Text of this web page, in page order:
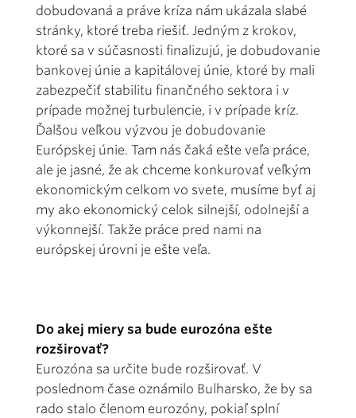
dobudovaná a práve kríza nám ukázala slabé
stránky, ktoré treba riešiť. Jedným z krokov,
ktoré sa v súčasnosti finalizujú, je dobudovanie
bankovej únie a kapitálovej únie, ktoré by mali
zabezpečiť stabilitu finančného sektora i v
prípade možnej turbulencie, i v prípade kríz.
Ďalšou veľkou výzvou je dobudovanie
Európskej únie. Tam nás čaká ešte veľa práce,
ale je jasné, že ak chceme konkurovať veľkým
ekonomickým celkom vo svete, musíme byť aj
my ako ekonomický celok silnejší, odolnejší a
výkonnejší. Takže práce pred nami na
európskej úrovni je ešte veľa.
Do akej miery sa bude eurozóna ešte
rozširovať?
Eurozóna sa určite bude rozširovať. V
poslednom čase oznámilo Bulharsko, že by sa
rado stalo členom eurozóny, pokiaľ splní